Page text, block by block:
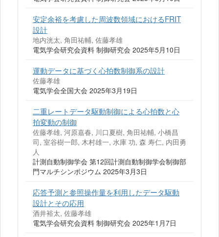
安定余裕を考慮した周波数領域におけるFRIT
設計
地内洸太, 角田祐輔, 佐藤孝雄
電気学会研究会資料 制御研究会 2025年5月10日
運動データに基づく心拍数制御系の設計
佐藤孝雄
電気学会全国大会 2025年3月19日
二重レートデータ駆動制御による心拍数と心
拍変動の制御
佐藤孝雄, 河原嘉春, 川口夏樹, 角田祐輔, 小橋昌
司, 室谷樹一郎, 木村雄一, 水庫 功, 森 寿仁, 内田勇
人
計測自動制御学会 第12回計測自動制御学会制御部
門マルチシンポジウム 2025年3月3日
応答予測と参照操作量を利用したデータ駆動
設計とその応用
酒井裕太, 佐藤孝雄
電気学会研究会資料 制御研究会 2025年1月7日